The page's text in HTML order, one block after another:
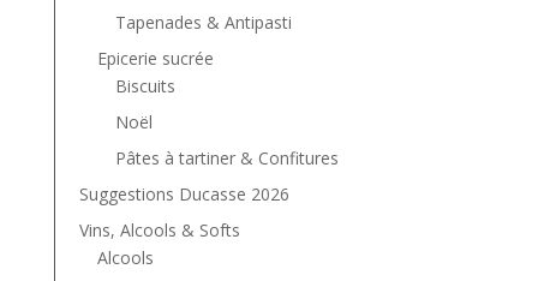
Tapenades & Antipasti
Epicerie sucrée
Biscuits
Noël
Pâtes à tartiner & Confitures
Suggestions Ducasse 2026
Vins, Alcools & Softs
Alcools